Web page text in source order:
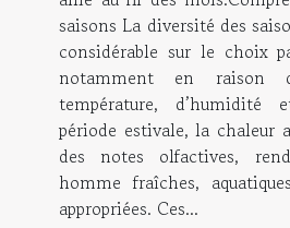
saisons La diversité des
considérable sur le choix
notamment en raison
température,
période estivale, la chaleur
des notes olfactives,
homme fraîches,
appropriées. Ces...